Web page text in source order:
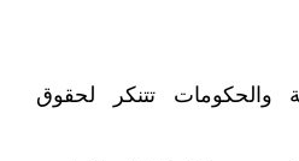
والحكومات تتنكر لحقوق